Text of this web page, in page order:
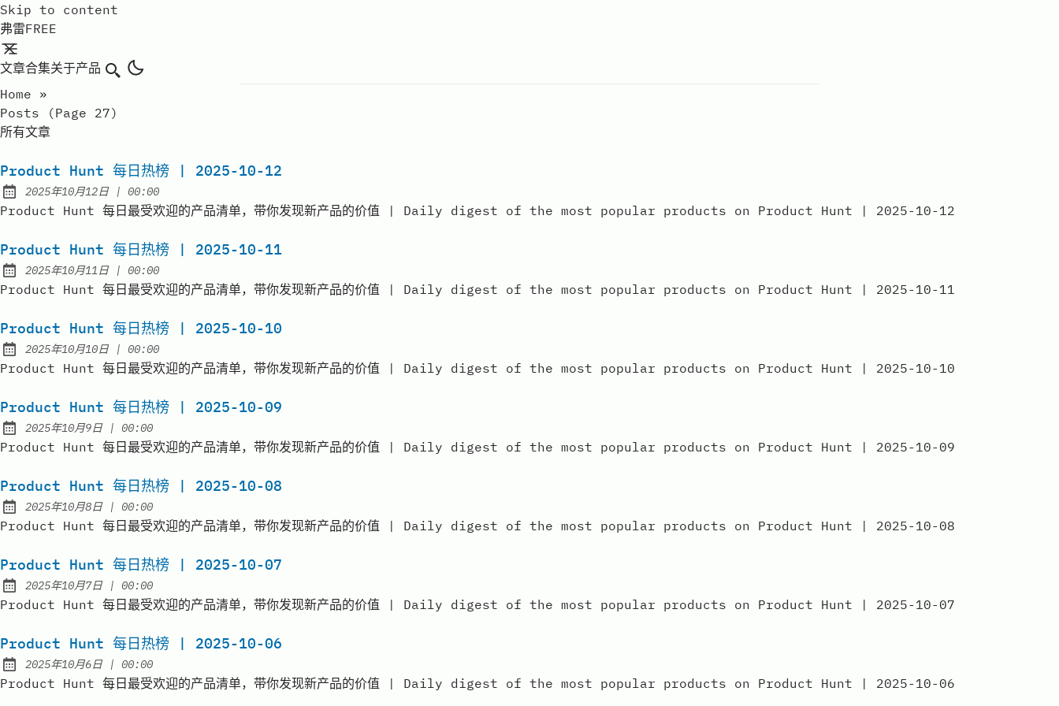
Skip to content
弗雷FREE
文章合集关于产品 搜索
Home »
Posts (page 27)
所有文章
Product Hunt 每日热榜 | 2025-10-12
Published:
2025年10月12日| at
00:00
Product Hunt 每日最受欢迎的产品清单，带你发现新产品的价值 | Daily digest of the most popular products on Product Hunt | 2025-10-12
Product Hunt 每日热榜 | 2025-10-11
Published:
2025年10月11日| at
00:00
Product Hunt 每日最受欢迎的产品清单，带你发现新产品的价值 | Daily digest of the most popular products on Product Hunt | 2025-10-11
Product Hunt 每日热榜 | 2025-10-10
Published:
2025年10月10日| at
00:00
Product Hunt 每日最受欢迎的产品清单，带你发现新产品的价值 | Daily digest of the most popular products on Product Hunt | 2025-10-10
Product Hunt 每日热榜 | 2025-10-09
Published:
2025年10月9日| at
00:00
Product Hunt 每日最受欢迎的产品清单，带你发现新产品的价值 | Daily digest of the most popular products on Product Hunt | 2025-10-09
Product Hunt 每日热榜 | 2025-10-08
Published:
2025年10月8日| at
00:00
Product Hunt 每日最受欢迎的产品清单，带你发现新产品的价值 | Daily digest of the most popular products on Product Hunt | 2025-10-08
Product Hunt 每日热榜 | 2025-10-07
Published:
2025年10月7日| at
00:00
Product Hunt 每日最受欢迎的产品清单，带你发现新产品的价值 | Daily digest of the most popular products on Product Hunt | 2025-10-07
Product Hunt 每日热榜 | 2025-10-06
Published:
2025年10月6日| at
00:00
Product Hunt 每日最受欢迎的产品清单，带你发现新产品的价值 | Daily digest of the most popular products on Product Hunt | 2025-10-06